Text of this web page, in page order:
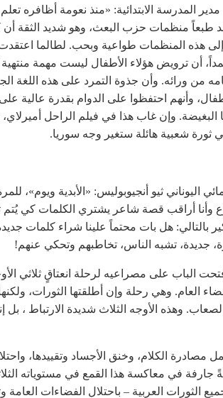
المدرسة الابتدائية: «منذ نعومة أظافره
منظمات حزب البعث، وهو شديد الثقة أن
هذه المنظمات طواعية وبحب. لطالما
أن ترويض هؤلاء الأطفال ليست مهمة منتهية
من ورائه. وأن جذوة التمرد على هذه اللغة
وأنهم احتفظوا على الدوام بقدرة عالية
وإن غاب هذا في فيلم الراحل أميرلاي،
ثورة شعبية هائلة ستغير وجه سوريا.
اليوناني ثيو أنجيوبوليس: «الأبدية ويوم»،
أراقب قصة شاعر يشتري الكلمات كي يُتم
بالتالي: هل بات محتماً علينا شراء كلمات
جديدة، تشبه الناس، تخاطبهم وتحكي عنهم!
الباب على مصراعيه لرحلة انعتاقٍ ثلاثي
العام. وهي رحلة وإن أطلقتها الثورات،
وهذه الأوجه الثلاث شديدة الارتباط ، بل
مصادرة الكلام، وخنق الأجساد وتقييدها،
جارفة في معاكسة هذا القمع في مستوياته
الثورات العربية – باحتلال الفضاءات العامة